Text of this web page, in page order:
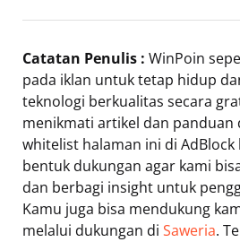
Catatan Penulis : WinPoin
pada iklan untuk tetap hidup
teknologi berkualitas secara
menikmati artikel dan panduan
whitelist halaman ini di AdBlock
bentuk dukungan agar kami
dan berbagi insight untuk
Kamu juga bisa mendukung
melalui dukungan di Saweria.